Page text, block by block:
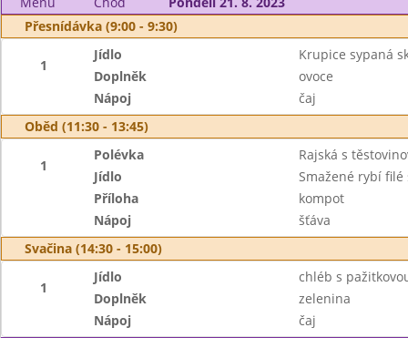
Přesnídávka (9:00 - 9:30)
1
Jídlo
Krupice sypaná
Doplněk
ovoce
Nápoj
čaj
Oběd (11:30 - 13:45)
1
Polévka
Rajská s
Jídlo
Smažené rybí
Příloha
kompot
Nápoj
šťáva
Svačina (14:30 - 15:00)
1
Jídlo
chléb s
Doplněk
zelenina
Nápoj
čaj